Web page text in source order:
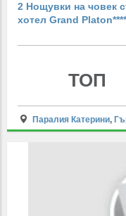
2 Нощувки на човек
хотел Grand
ТОП
Паралия Катерини,